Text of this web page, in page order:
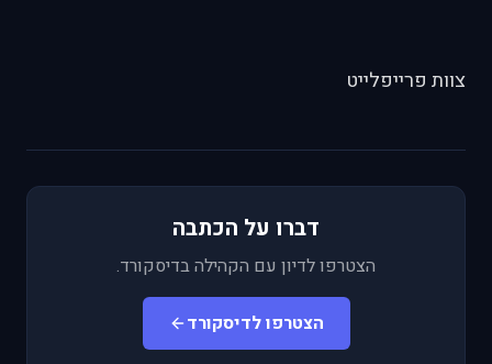
צוות פרייפלייט
דברו על הכתבה
הצטרפו לדיון עם הקהילה בדיסקורד.
הצטרפו לדיסקורד